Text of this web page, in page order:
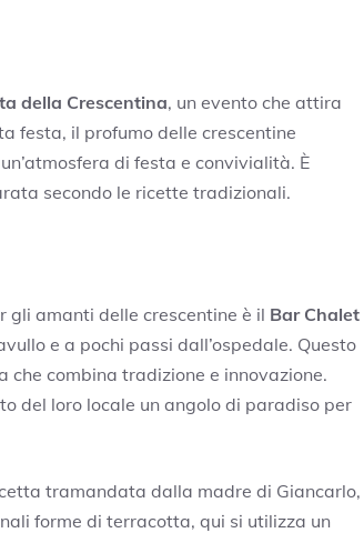
della Crescentina, un evento che attira
festa, il profumo delle crescentine
di festa e convivialità. È
secondo le ricette tradizionali.
gli amanti delle crescentine è il Bar Chalet
e a pochi passi dall’ospedale. Questo
che combina tradizione e innovazione.
del loro locale un angolo di paradiso per
tramandata dalla madre di Giancarlo,
forme di terracotta, qui si utilizza un